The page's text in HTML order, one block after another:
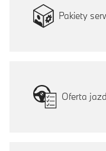
Pakiety
Oferta